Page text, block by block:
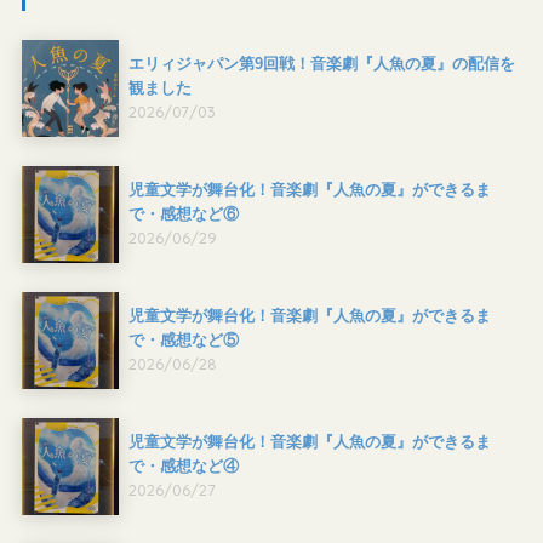
エリィジャパン第9回戦！音楽劇『人魚の夏』の配信を
観ました
2026/07/03
児童文学が舞台化！音楽劇『人魚の夏』ができるま
で・感想など⑥
2026/06/29
児童文学が舞台化！音楽劇『人魚の夏』ができるま
で・感想など⑤
2026/06/28
児童文学が舞台化！音楽劇『人魚の夏』ができるま
で・感想など④
2026/06/27